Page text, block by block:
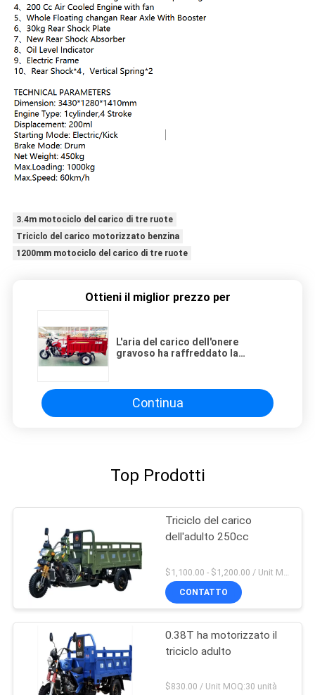
3.4m motociclo del carico di tre ruote
Triciclo del carico motorizzato benzina
1200mm motociclo del carico di tre ruote
Ottieni il miglior prezzo per
L'aria del carico dell'onere
gravoso ha raffreddato la
Continua
Top Prodotti
Triciclo del carico
dell'adulto 250cc
CONTATTO
0.38T ha motorizzato il
triciclo adulto
$830.00 / Unit MOQ:30 unità